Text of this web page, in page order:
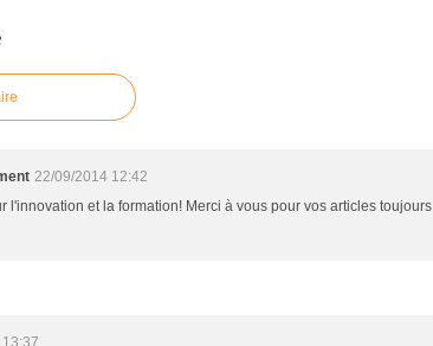
22/09/2014 12:42
l'innovation et la formation! Merci à vous pour vos articles toujours